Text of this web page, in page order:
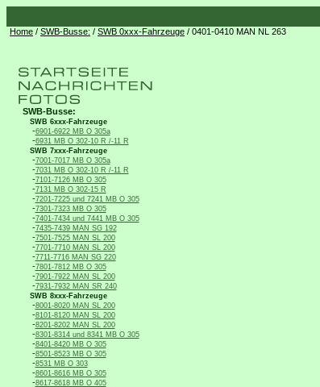
Home / SWB-Busse: / SWB 0xxx-Fahrzeuge / 0401-0410 MAN NL 263
SWB-Busse:
SWB 6xxx-Fahrzeuge
-6901-6922 MB O 305a
-6931 MB O 302-10 R /-11 R
SWB 7xxx-Fahrzeuge
-7001-7017 MB O 305a
-7031 MB O 302-10 R /-11 R
-7101-7126 MB O 305
-7131 MB O 302-15 R
-7201-7225 und 7241 MB O 305
-7301-7323 MB O 305
-7401-7434 und 7441 MB O 305
-7435-7439 MAN SG 192
-7501-7525 MAN SL 200
-7701-7710 MAN SL 200
-7711-7716 MAN SG 220
-7801-7812 MB O 305
-7901-7922 MAN SL 200
-7931-7932 MAN SR 240
SWB 8xxx-Fahrzeuge
-8001-8020 MAN SL 200
-8101-8120 MAN SL 200
-8201-8202 MAN SL 200
-8301-8314 und 8341 MB O 305
-8401-8420 MB O 305
-8501-8523 MB O 305
-8531 MB O 303
-8601-8616 MB O 305
-8617-8618 MB O 405